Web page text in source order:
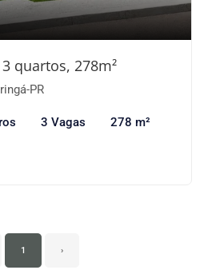
quartos, 278m²
PR
3 Vagas 278 m²
1 ›